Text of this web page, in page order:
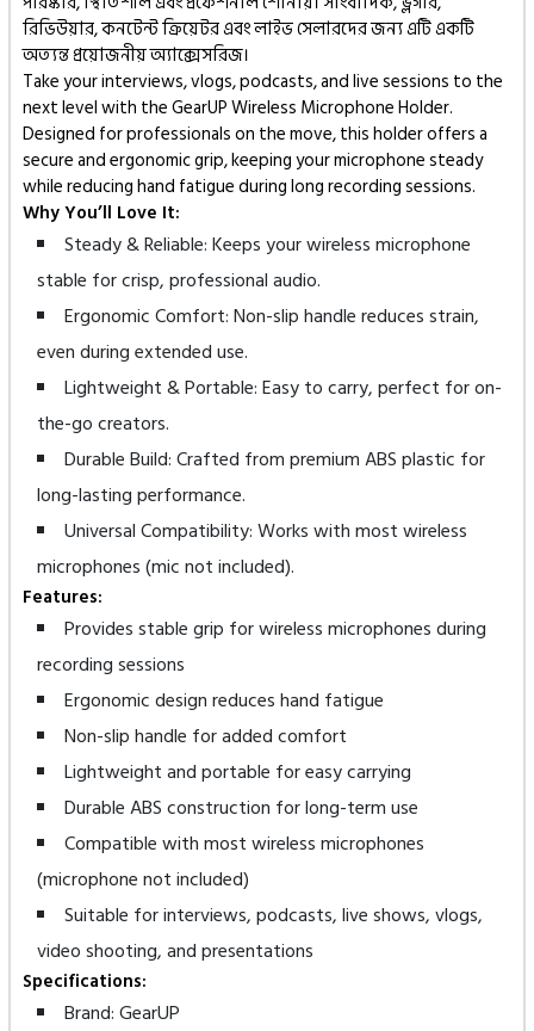
রিভিউয়ার, কনটেন্ট ক্রিয়েটর এবং লাইভ সেলারদের জন্য এটি একটি
অত্যন্ত প্রয়োজনীয় অ্যাক্সেসরিজ।
Take your interviews, vlogs, podcasts, and live sessions to the
next level with the GearUP Wireless Microphone Holder.
Designed for professionals on the move, this holder offers a
secure and ergonomic grip, keeping your microphone steady
while reducing hand fatigue during long recording sessions.
Why You’ll Love It:
Steady & Reliable: Keeps your wireless microphone
stable for crisp, professional audio.
Ergonomic Comfort: Non-slip handle reduces strain,
even during extended use.
Lightweight & Portable: Easy to carry, perfect for on-
the-go creators.
Durable Build: Crafted from premium ABS plastic for
long-lasting performance.
Universal Compatibility: Works with most wireless
microphones (mic not included).
Features:
Provides stable grip for wireless microphones during
recording sessions
Ergonomic design reduces hand fatigue
Non-slip handle for added comfort
Lightweight and portable for easy carrying
Durable ABS construction for long-term use
Compatible with most wireless microphones
(microphone not included)
Suitable for interviews, podcasts, live shows, vlogs,
video shooting, and presentations
Specifications:
Brand: GearUP